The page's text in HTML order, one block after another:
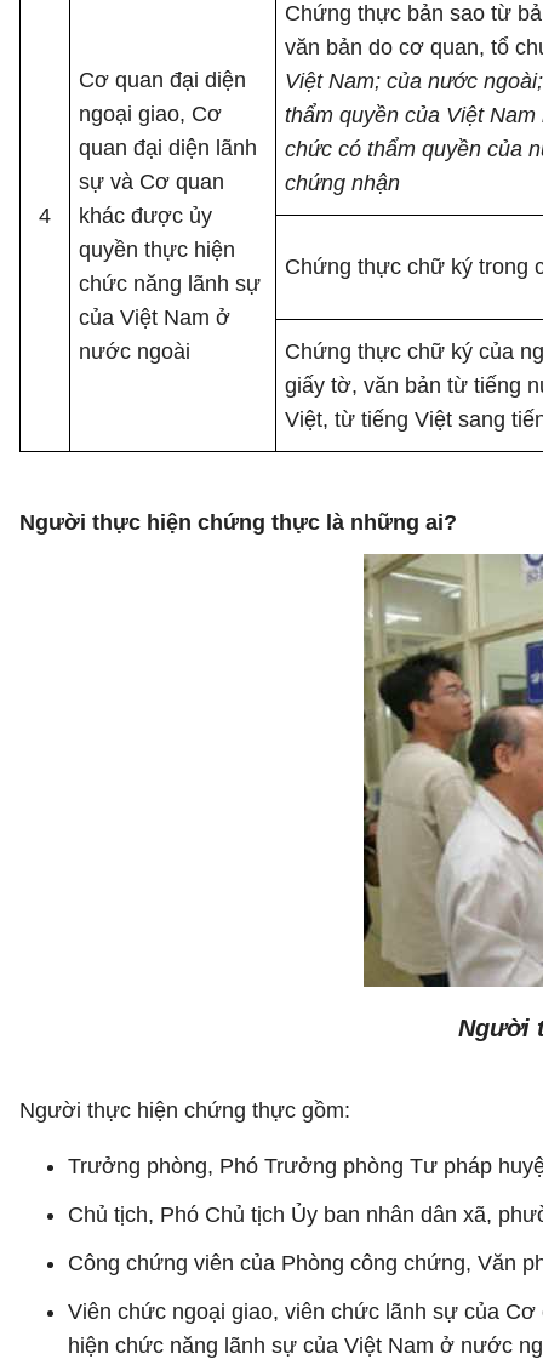
4
Cơ quan đại diện
ngoại giao, Cơ
quan đại diện lãnh
sự và Cơ quan
khác được ủy
quyền thực hiện
chức năng lãnh sự
của Việt Nam ở
nước ngoài
Chứng thực bản sao từ
văn bản do cơ quan, tổ
Việt Nam; của nước
thẩm quyền của Việt
chức có thẩm quyền của
chứng nhận
Chứng thực chữ ký trong
Chứng thực chữ ký của
giấy tờ, văn bản từ tiếng
Việt, từ tiếng Việt sang
Người thực hiện chứng thực là những ai?
Người
Người thực hiện chứng thực gồm:
Trưởng phòng, Phó Trưởng phòng Tư pháp
Chủ tịch, Phó Chủ tịch Ủy ban nhân dân xã,
Công chứng viên của Phòng công chứng, Văn
Viên chức ngoại giao, viên chức lãnh sự của
hiện chức năng lãnh sự của Việt Nam ở nước